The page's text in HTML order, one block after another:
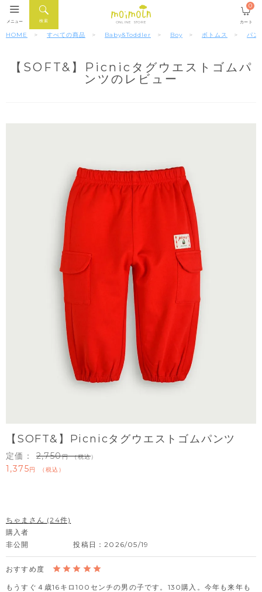
ONLINE STORE
検索
メニュー カート
0
HOME すべての商品 Baby&Toddler Boy ボトムス パン
【SOFT&】Picnicタグウエストゴムパ
ンツのレビュー
【SOFT&】Picnicタグウエストゴムパンツ
定価： 2,750 （税込）
1,375 税込
ちゃま
24
購入者
非公開
投稿日 2026/05/19
もうすぐ４歳16キロ100センチの男の子です。130購入。今年も来年も